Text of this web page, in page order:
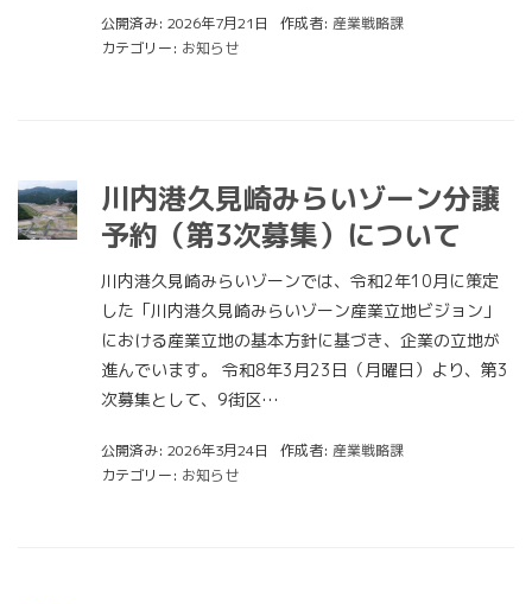
公開済み: 2026年7月21日 作成者: 産業戦略課
カテゴリー: お知らせ
川内港久見崎みらいゾーン分譲
予約（第3次募集）について
川内港久見崎みらいゾーンでは、令和2年10月に策定
した「川内港久見崎みらいゾーン産業立地ビジョン」
における産業立地の基本方針に基づき、企業の立地が
進んでいます。 令和8年3月23日（月曜日）より、第3
次募集として、9街区…
公開済み: 2026年3月24日 作成者: 産業戦略課
カテゴリー: お知らせ